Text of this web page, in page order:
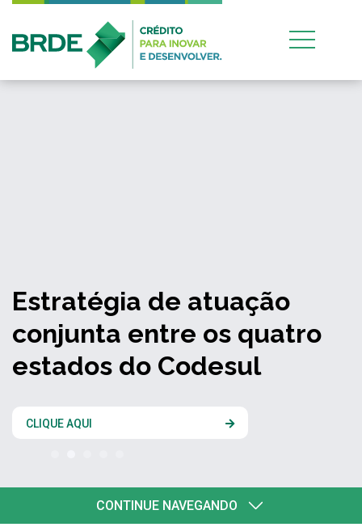
Estratégia de atuação
conjunta entre os quatro
estados do Codesul
CLIQUE AQUI
CONTINUE NAVEGANDO